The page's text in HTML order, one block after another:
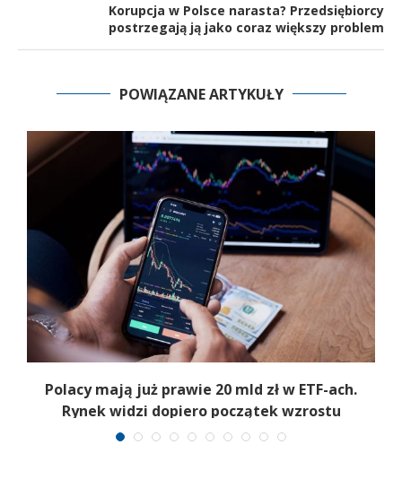
Korupcja w Polsce narasta? Przedsiębiorcy
postrzegają ją jako coraz większy problem
POWIĄZANE ARTYKUŁY
Polacy mają już prawie 20 mld zł w ETF-ach.
Rynek widzi dopiero początek wzrostu